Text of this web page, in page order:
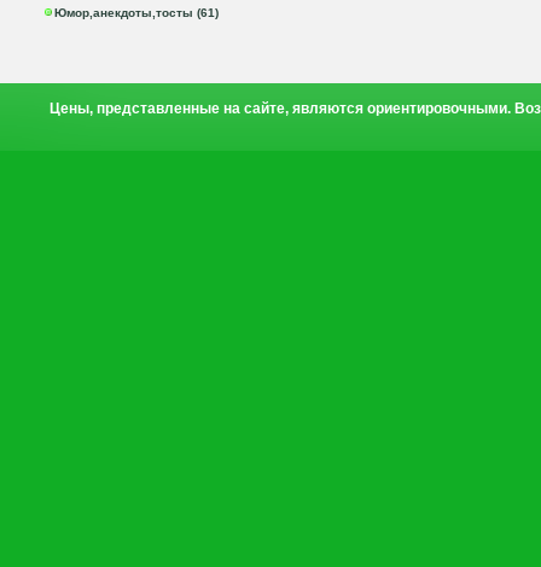
Юмор,анекдоты,тосты (61)
Цены, представленные на сайте, являются ориентировочными.